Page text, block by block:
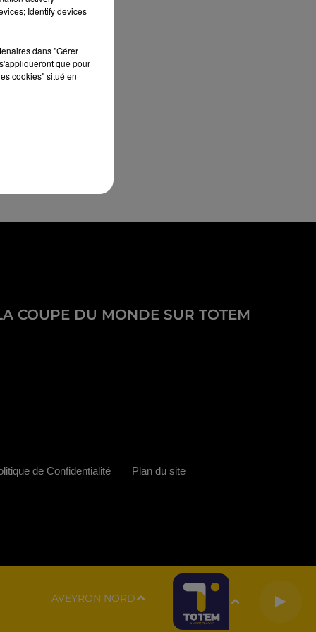
COUPE DU MONDE SUR TOTEM
AVEYRON NORD
de Confidentialité Plan du site
Identify devices
dans "Gérer
que pour
cookies" situé en